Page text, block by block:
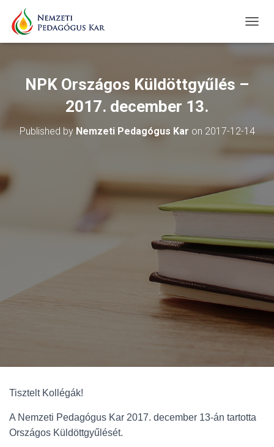
O
I
I
N
NPK Országos Küldöttgyűlés –
2017. december 13.
Published byNemzeti Pedagógus Kar on 2017-12-14
Tisztelt Kollégák!
A Nemzeti Pedagógus Kar 2017. december 13-án tartotta
Országos Küldöttgyűlését.